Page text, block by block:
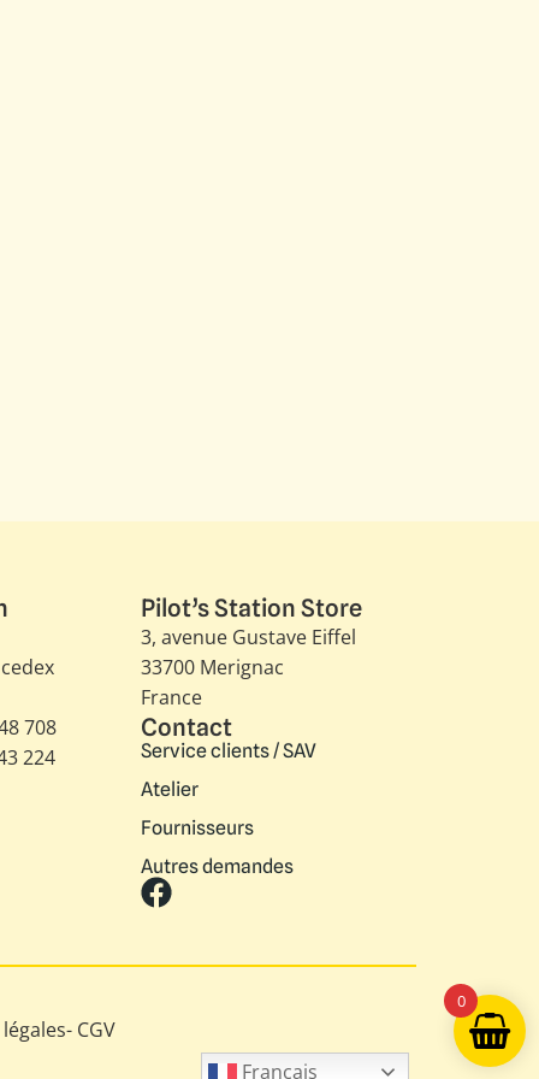
708
224
Pilot’s Station Store
3, avenue Gustave Eiffel​
33700 Merignac
France
Contact
Service clients / SAV
Atelier
Fournisseurs
Autres demandes
- CGV
Français
0